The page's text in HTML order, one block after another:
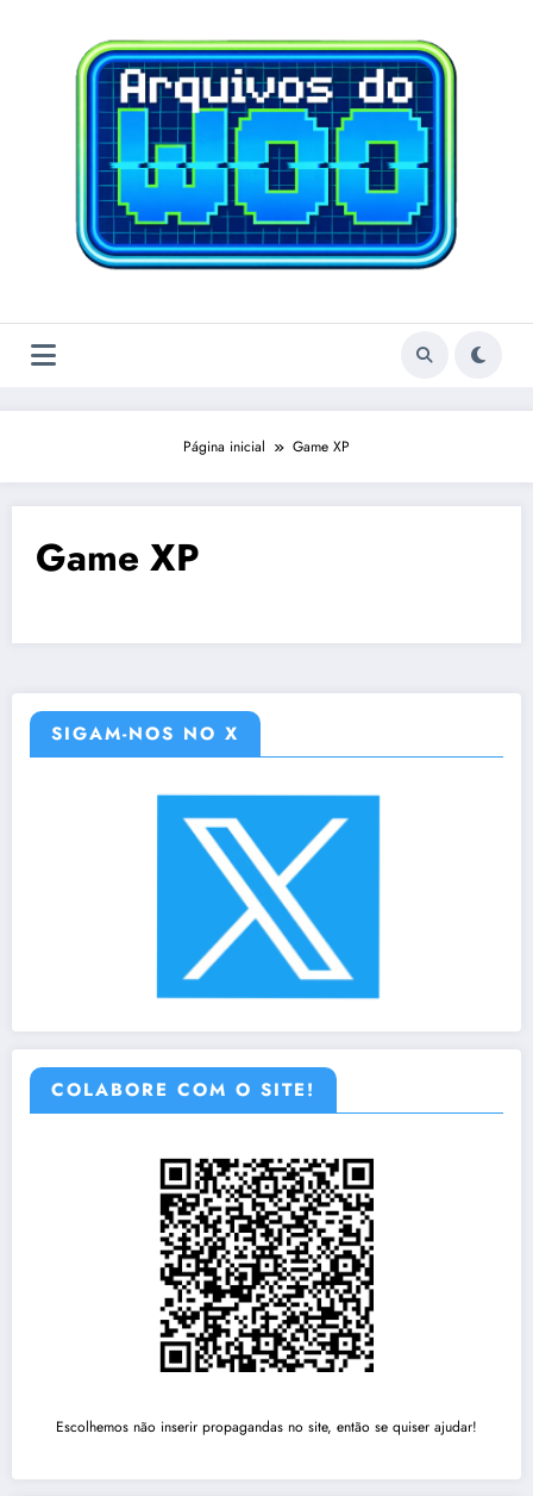
Página inicial Game XP
Game XP
SIGAM-NOS NO X
COLABORE COM O SITE!
Escolhemos não inserir propagandas no site, então se quiser ajudar!